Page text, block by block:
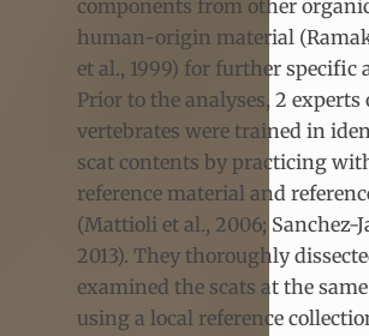
components from other
human-origin material
et al., 1999) for further specific
Prior to the analyses, 2 experts
vertebrates were trained in
scat contents by practicing
reference material and
(Mattioli et al., 2006; Sanchez-
2013). They thoroughly
examined the scats at the
using a local reference